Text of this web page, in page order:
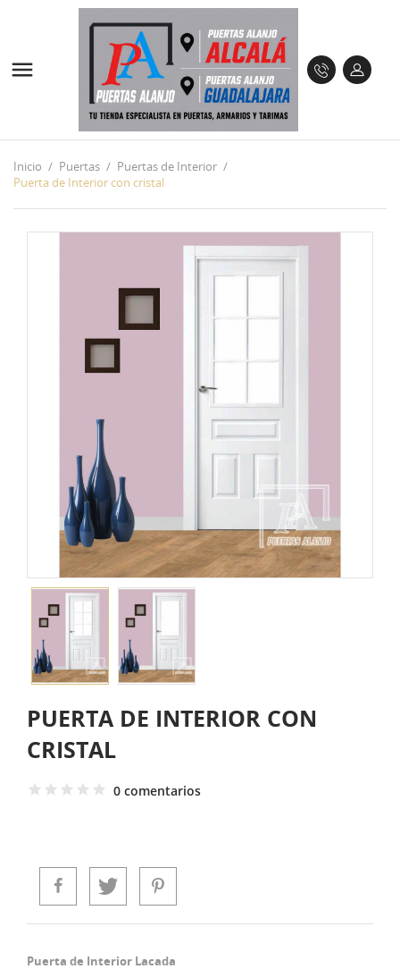

Inicio Puertas
Puertas de Interior
Puerta de Interior con cristal
PUERTA DE INTERIOR CON
CRISTAL
0 comentarios
Puerta de Interior Lacada